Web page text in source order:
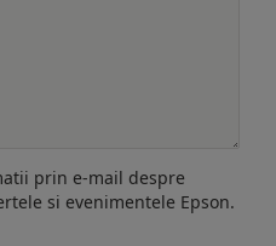
prin e-mail despre
si evenimentele Epson.